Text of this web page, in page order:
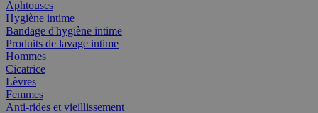
Aphtouses
Hygiène intime
Bandage d'hygiène intime
Produits de lavage intime
Hommes
Cicatrice
Lèvres
Femmes
Anti-rides et vieillissement